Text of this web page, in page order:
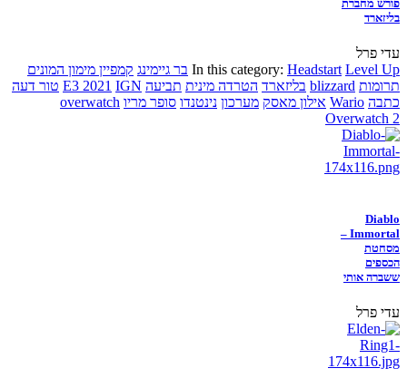
פורש מחברת
בליזארד
עדי פרל
In this category: Headstart Level Up בר גיימינג קמפיין מימון המונים
תרומות blizzard בליזארד הטרדה מינית תביעה E3 2021 IGN
טור דעה
כתבה Wario אילון מאסק מערכון נינטנדו סופר מריו overwatch
Overwatch 2
Diablo
Immortal –
מסחטת
הכספים
ששברה אותי
עדי פרל